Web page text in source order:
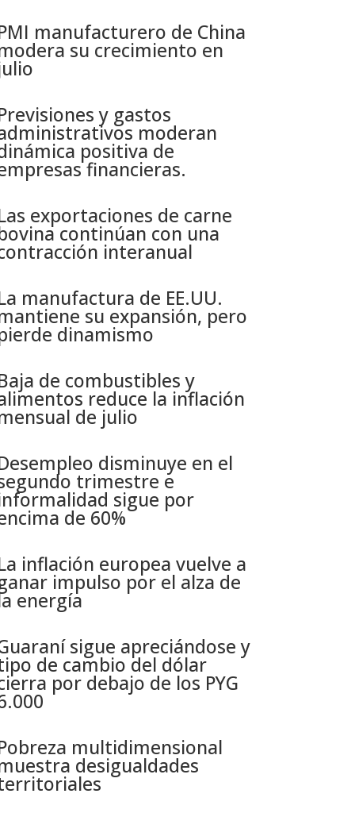
manufacturero de China
su crecimiento en
y gastos
moderan
positiva de
financieras​.
exportaciones de carne
continúan con una
interanual
manufactura de EE.UU.
su expansión, pero
dinamismo
de combustibles y
reduce la inflación
de julio​
disminuye en el
trimestre e
sigue por
de 60%
inflación europea vuelve a
impulso por el alza de
energía
sigue apreciándose y
de cambio del dólar
por debajo de los PYG
multidimensional
desigualdades